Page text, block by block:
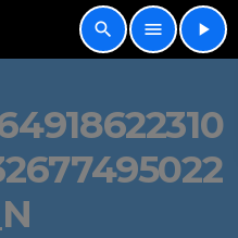
search menu play_arrow